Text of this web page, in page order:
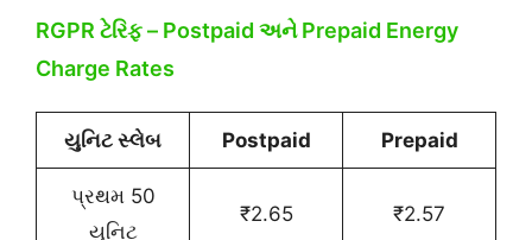
RGPR ટેરિફ – Postpaid અને Prepaid Energy
Charge Rates
યુનિટ સ્લેબ Postpaid Prepaid
પ્રથમ 50
યુનિટ
₹2.65 ₹2.57